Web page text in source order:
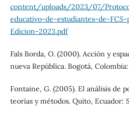
content/uploads/2023/07/
educativo-de-estudiantes-de-
Edicion-2023.pdf
Fals Borda, O. (2000). Acción y
nueva República. Bogotá,
Fontaine, G. (2005). El análisis de
teorías y métodos. Quito, Ecuador: